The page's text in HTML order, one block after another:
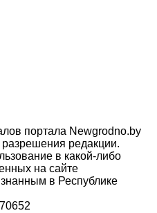
портала Newgrodno.by
редакции.
в какой-либо
на сайте
в Республике